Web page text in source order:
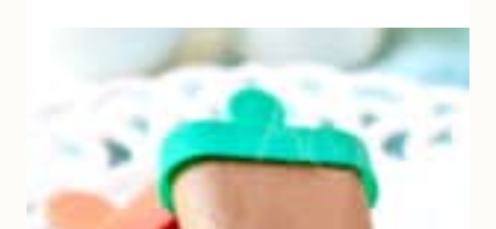
COURGETTES
CITRON
BASILIC